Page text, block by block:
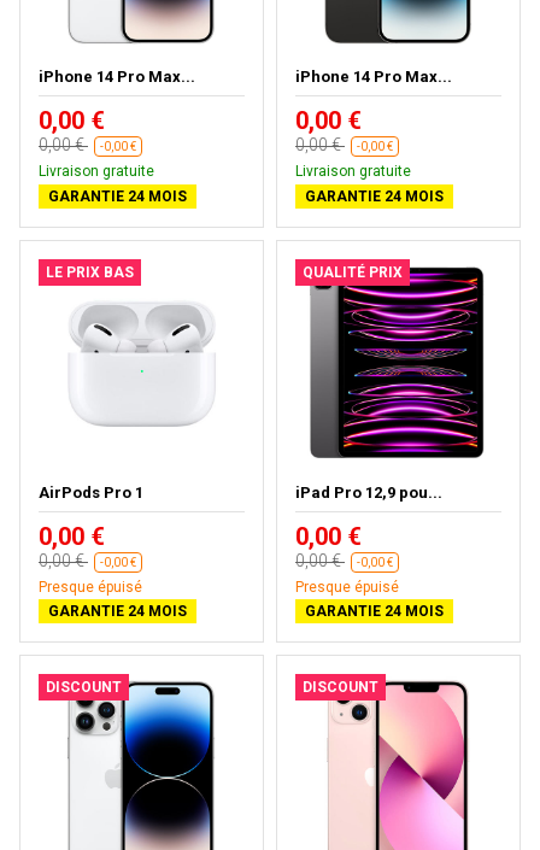
iPhone 14 Pro Max...
0,00 €
0,00 € -0,00 €
Livraison gratuite
GARANTIE 24 MOIS
iPhone 14 Pro Max...
0,00 €
0,00 € -0,00 €
Livraison gratuite
GARANTIE 24 MOIS
LE PRIX BAS
AirPods Pro 1
0,00 €
0,00 € -0,00 €
Presque épuisé
GARANTIE 24 MOIS
QUALITÉ PRIX
iPad Pro 12,9 pou...
0,00 €
0,00 € -0,00 €
Presque épuisé
GARANTIE 24 MOIS
DISCOUNT DISCOUNT